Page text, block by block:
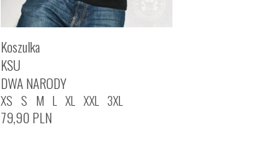
Koszulka
KSU
DWA NARODY
XS S M L XL XXL 3XL
79,90 PLN